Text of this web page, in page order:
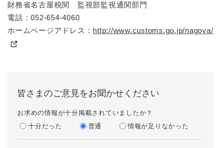
財務省名古屋税関 監視部監視通関部門
電話：052-654-4060
ホームページアドレス： http://www.customs.go.jp/nagoya/
皆さまのご意見をお聞かせください
お求めの情報が十分掲載されていましたか？
十分だった
普通 情報が足りなかった